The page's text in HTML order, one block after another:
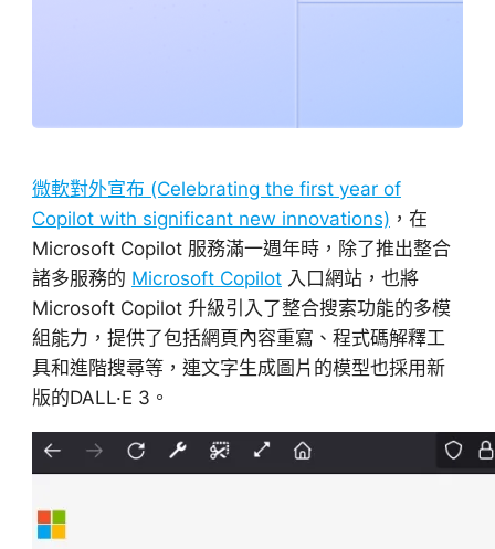
微軟對外宣布 (Celebrating the first year of
Copilot with significant new innovations) ，在
Microsoft Copilot 服務滿一週年時，除了推出整合
諸多服務的 Microsoft Copilot入口網站，也將
Microsoft Copilot 升級引入了整合搜索功能的多模
組能力，提供了包括網頁內容重寫、程式碼解釋工
具和進階搜尋等，連文字生成圖片的模型也採用新
版的DALL·E 3。